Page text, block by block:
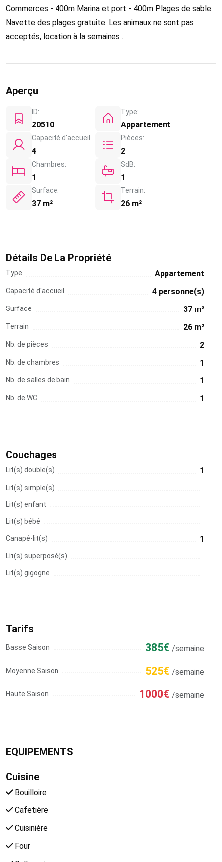
Commerces - 400m Marina et port - 400m Plages de sable.
Navette des plages gratuite. Les animaux ne sont pas
acceptés, location à la semaines .
Aperçu
ID:
20510
Type:
Appartement
Capacité d'accueil
4
Pièces:
2
Chambres:
1
SdB:
1
Surface:
37 m²
Terrain:
26 m²
Détails De La Propriété
Type Appartement
Capacité d'accueil 4 personne(s)
Surface 37 m²
Terrain 26 m²
Nb. de pièces 2
Nb. de chambres 1
Nb. de salles de bain 1
Nb. de WC 1
Couchages
Lit(s) double(s) 1
Lit(s) simple(s)
Lit(s) enfant
Lit(s) bébé
Canapé-lit(s) 1
Lit(s) superposé(s)
Lit(s) gigogne
Tarifs
Basse Saison 385€ /semaine
Moyenne Saison 525€ /semaine
Haute Saison 1000€ /semaine
EQUIPEMENTS
Cuisine
Bouilloire
Cafetière
Cuisinière
Four